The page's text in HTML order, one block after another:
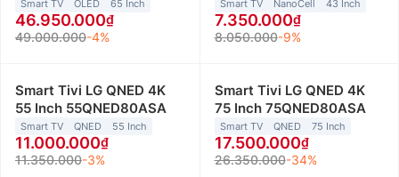
Smart TV OLED 65 Inch
46.950.000
49.000.000-4%
Smart TV NanoCell 43 Inch
7.350.000
8.050.000-9%
Smart Tivi LG QNED 4K
55 Inch 55QNED80ASA
Smart TV QNED 55 Inch
11.000.000
11.350.000-3%
Smart Tivi LG QNED 4K
75 Inch 75QNED80ASA
Smart TV QNED 75 Inch
17.500.000
26.350.000-34%